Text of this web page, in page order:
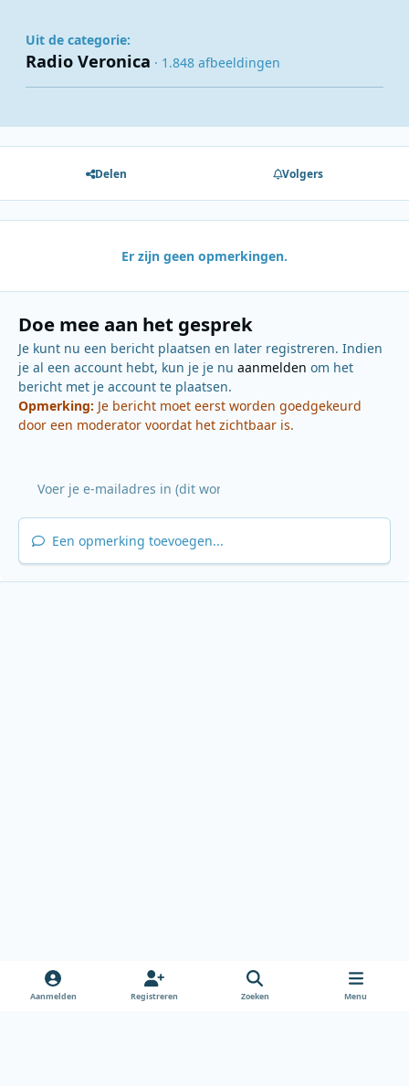
Uit de categorie:
Radio Veronica · 1.848 afbeeldingen
Delen Volgers
Er zijn geen opmerkingen.
Doe mee aan het gesprek
Je kunt nu een bericht plaatsen en later registreren. Indien
je al een account hebt, kun je je nu aanmelden om het
bericht met je account te plaatsen.
Opmerking: Je bericht moet eerst worden goedgekeurd
door een moderator voordat het zichtbaar is.
Een opmerking toevoegen...
Aanmelden Registreren Zoeken Menu